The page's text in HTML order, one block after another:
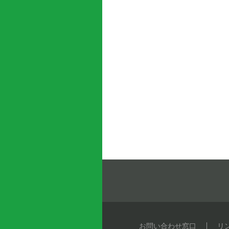
お問い合わせ窓口 リ